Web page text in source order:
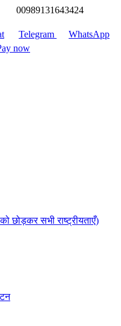
00989131643424
Telegram
WhatsApp
now
छोड़कर सभी राष्ट्रीयताएँ)